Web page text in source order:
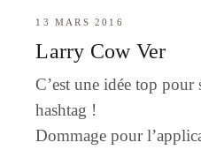
13 MARS 2016
Larry Cow Ver
C’est une idée top pour
hashtag !
Dommage pour